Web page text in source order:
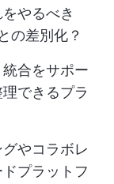
やるべき
の差別化？
合をサポー
できるプラ
やコラボレ
プラットフ